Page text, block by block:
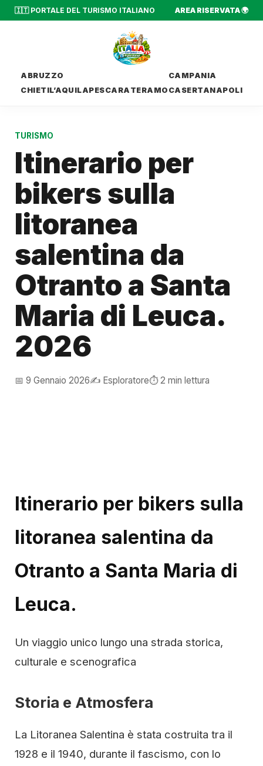
🇮🇹 PORTALE DEL TURISMO ITALIANO AREA RISERVATA 🌍
ABRUZZO
CHIETIL’AQUILAPESCARA TERAMO
CAMPANIA
CASERTANAPOLI
TURISMO
Itinerario per
bikers sulla
litoranea
salentina da
Otranto a Santa
Maria di Leuca.
2026
📅 9 Gennaio 2026✍️ Esploratore⏱️ 2 min lettura
Itinerario per bikers sulla
litoranea salentina da
Otranto a Santa Maria di
Leuca.
Un viaggio unico lungo una strada storica,
culturale e scenografica
Storia e Atmosfera
La Litoranea Salentina è stata costruita tra il
1928 e il 1940, durante il fascismo, con lo